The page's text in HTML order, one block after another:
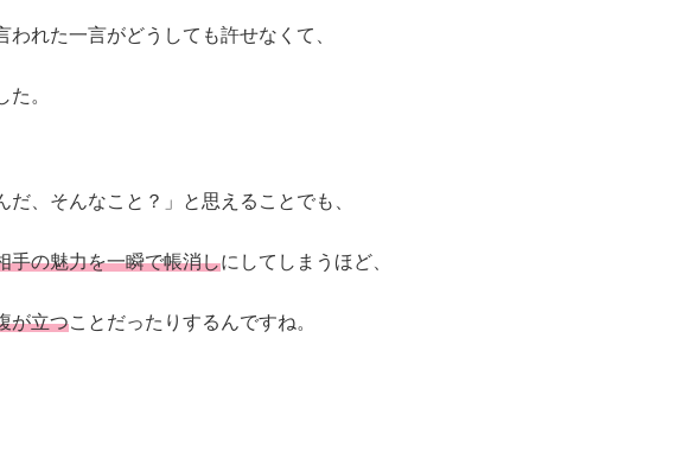
れた一言がどうしても許せなくて、
。
だ、そんなこと？」と思えることでも、
手の魅力を一瞬で帳消しにしてしまうほど、
が立つことだったりするんですね。